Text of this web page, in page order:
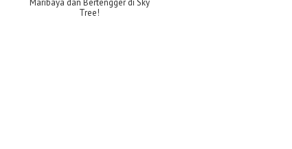
Maribaya dan Bertengger di Sky
Tree!